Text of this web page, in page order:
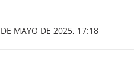
MAYO DE 2025, 17:18